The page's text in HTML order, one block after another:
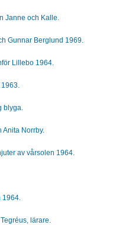
Janne och Kalle.
Gunnar Berglund 1969.
Lillebo 1964.
blyga.
Anita Norrby.
av vårsolen 1964.
1964.
lärare.